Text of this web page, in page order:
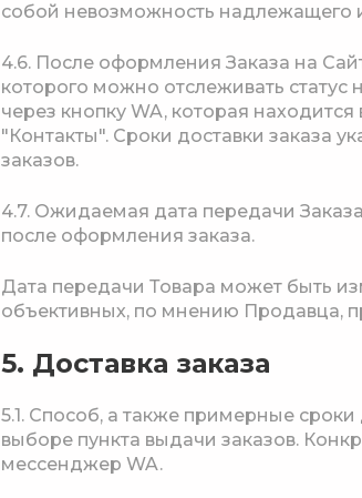
собой невозможность надлежащего
4.6. После оформления Заказа на
которого можно отслеживать
через кнопку WA, которая
"Контакты". Сроки доставки заказа
заказов.
4.7. Ожидаемая дата передачи
после оформления заказа.
Дата передачи Товара может быть
объективных, по мнению Продавца,
5. Доставка заказа
5.1. Способ, а также примерные
выборе пункта выдачи заказов.
мессенджер WA.